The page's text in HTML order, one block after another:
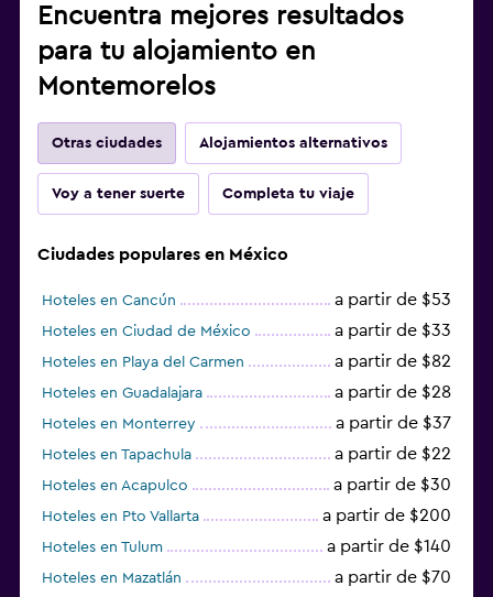
Encuentra mejores resultados
para tu alojamiento en
Montemorelos
Otras ciudades Alojamientos alternativos
Voy a tener suerte Completa tu viaje
Ciudades populares en México
Hoteles en Cancún a partir de $53
Hoteles en Ciudad de México a partir de $33
Hoteles en Playa del Carmen a partir de $82
Hoteles en Guadalajara a partir de $28
Hoteles en Monterrey a partir de $37
Hoteles en Tapachula a partir de $22
Hoteles en Acapulco a partir de $30
Hoteles en Pto Vallarta a partir de $200
Hoteles en Tulum a partir de $140
Hoteles en Mazatlán a partir de $70